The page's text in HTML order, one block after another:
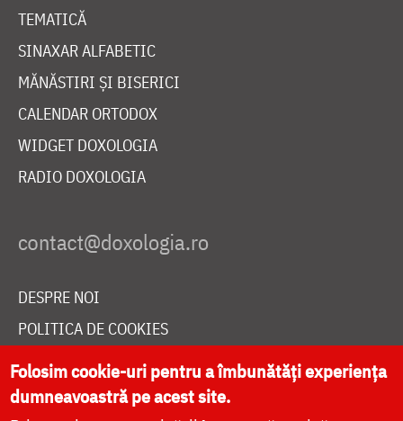
TEMATICĂ
SINAXAR ALFABETIC
MĂNĂSTIRI ȘI BISERICI
CALENDAR ORTODOX
WIDGET DOXOLOGIA
RADIO DOXOLOGIA
DESPRE NOI
POLITICA DE COOKIES
DONEAZĂ ONLINE PENTRU CATEDRALA NAȚIONALĂ
Folosim cookie-uri pentru a îmbunătăți experiența
dumneavoastră pe acest site.